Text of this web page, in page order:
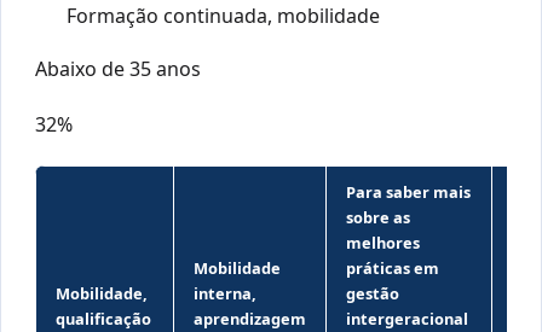
Formação continuada, mobilidade
Abaixo de 35 anos
32%
Mobilidade,
qualificação
Mobilidade
interna,
aprendizagem
Para saber mais
sobre as
melhores
práticas em
gestão
intergeracional